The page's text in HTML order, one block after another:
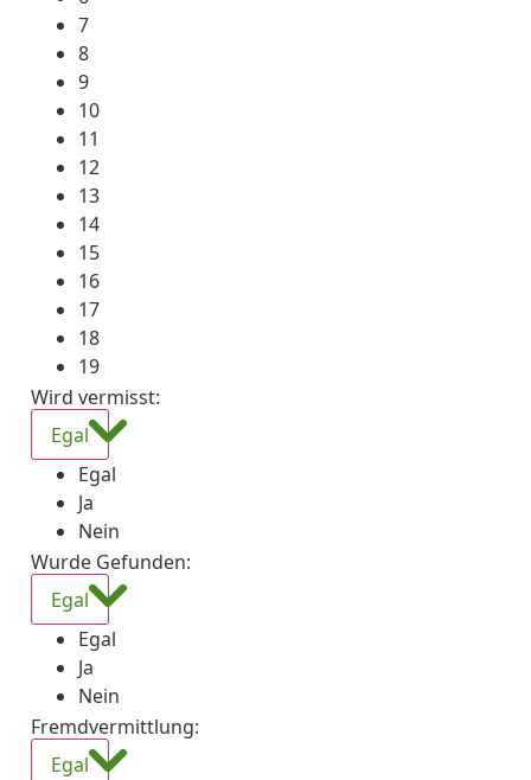
7
8
9
10
11
12
13
14
15
16
17
18
19
Wird vermisst:
Egal
Egal
Ja
Nein
Wurde Gefunden:
Egal
Egal
Ja
Nein
Fremdvermittlung:
Egal